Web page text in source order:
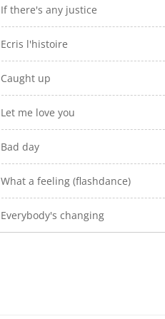
If there's any justice
Ecris l'histoire
Caught up
Let me love you
Bad day
What a feeling (flashdance)
Everybody's changing